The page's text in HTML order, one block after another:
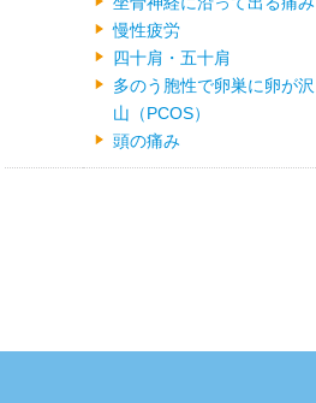
慢性疲労
四十肩・五十肩
多のう胞性で卵巣に卵が沢
山（PCOS）
頭の痛み